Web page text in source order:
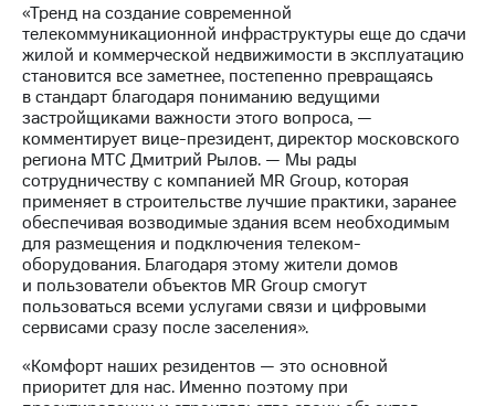
Контроль
и
аудит
Рынок
акций
Описание
Программа
приобретения
Порядок
выкупа
акций
Дивиденды
Рынок
облигаций
Описание
Еврооблигации-2023
Уведомление
«Тренд на создание современной
телекоммуникационной инфраструктуры еще до сдачи
жилой и коммерческой недвижимости в эксплуатацию
становится все заметнее, постепенно превращаясь
в стандарт благодаря пониманию ведущими
застройщиками важности этого вопроса, —
комментирует вице-президент, директор московского
региона МТС Дмитрий Рылов. — Мы рады
сотрудничеству с компанией MR Group, которая
применяет в строительстве лучшие практики, заранее
обеспечивая возводимые здания всем необходимым
для размещения и подключения телеком-
оборудования. Благодаря этому жители домов
и пользователи объектов MR Group смогут
пользоваться всеми услугами связи и цифровыми
сервисами сразу после заселения».
«Комфорт наших резидентов — это основной
приоритет для нас. Именно поэтому при